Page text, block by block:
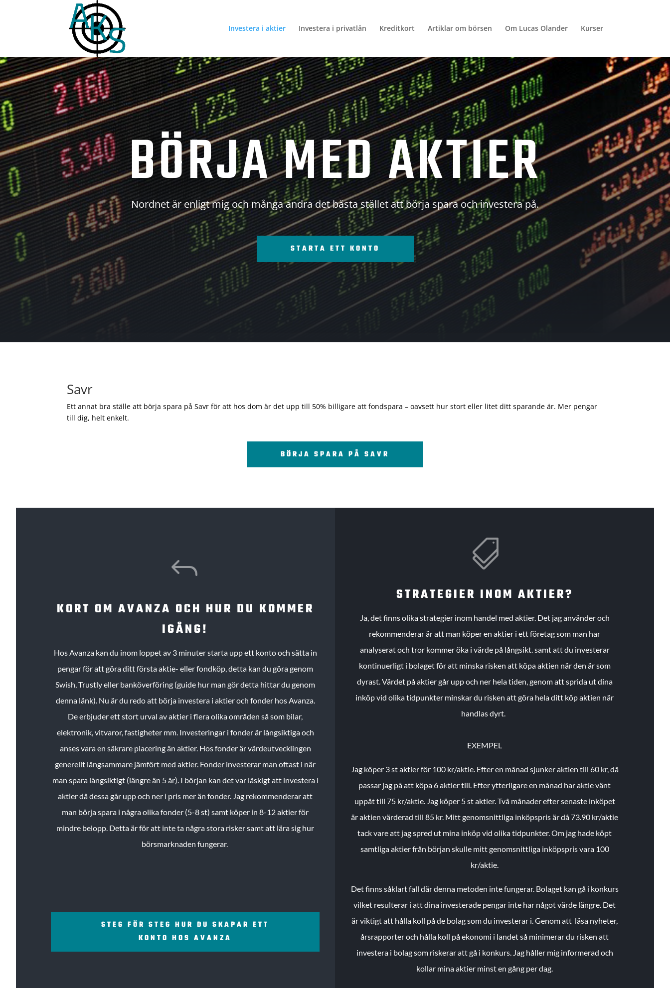
Investera i aktier Investera i privatlån Kreditkort Artiklar om börsen Om Lucas Olander Kurser
BÖRJA MED AKTIER
Nordnet är enligt mig och många andra det bästa stället att börja spara och investera på.
STARTA ETT KONTO
Savr
Ett annat bra ställe att börja spara på Savr för att hos dom är det upp till 50% billigare att fondspara – oavsett hur stort eller litet ditt sparande är. Mer pengar
till dig, helt enkelt.
BÖRJA SPARA PÅ SAVR
J
KORT OM AVANZA OCH HUR DU KOMMER
IGÅNG!
Hos Avanza kan du inom loppet av 3 minuter starta upp ett konto och sätta in
pengar för att göra ditt första aktie- eller fondköp, detta kan du göra genom
Swish, Trustly eller banköverföring (guide hur man gör detta hittar du genom
denna länk). Nu är du redo att börja investera i aktier och fonder hos Avanza.
De erbjuder ett stort urval av aktier i flera olika områden så som bilar,
elektronik, vitvaror, fastigheter mm. Investeringar i fonder är långsiktiga och
anses vara en säkrare placering än aktier. Hos fonder är värdeutvecklingen
generellt långsammare jämfört med aktier. Fonder investerar man oftast i när
man spara långsiktigt (längre än 5 år). I början kan det var läskigt att investera i
aktier då dessa går upp och ner i pris mer än fonder. Jag rekommenderar att
man börja spara i några olika fonder (5-8 st) samt köper in 8-12 aktier för
mindre belopp. Detta är för att inte ta några stora risker samt att lära sig hur
börsmarknaden fungerar.
STEG FÖR STEG HUR DU SKAPAR ETT
KONTO HOS AVANZA

STRATEGIER INOM AKTIER?
Ja, det finns olika strategier inom handel med aktier. Det jag använder och
rekommenderar är att man köper en aktier i ett företag som man har
analyserat och tror kommer öka i värde på långsikt. samt att du investerar
kontinuerligt i bolaget för att minska risken att köpa aktien när den är som
dyrast. Värdet på aktier går upp och ner hela tiden, genom att sprida ut dina
inköp vid olika tidpunkter minskar du risken att göra hela ditt köp aktien när
handlas dyrt.
EXEMPEL
Jag köper 3 st aktier för 100 kr/aktie. Efter en månad sjunker aktien till 60 kr, då
passar jag på att köpa 6 aktier till. Efter ytterligare en månad har aktie vänt
uppåt till 75 kr/aktie. Jag köper 5 st aktier.Två månader efter senaste inköpet
är aktien värderad till 85 kr. Mitt genomsnittliga inköpspris är då 73.90 kr/aktie
tack vare att jag spred ut mina inköp vid olika tidpunkter. Om jag hade köpt
samtliga aktier från början skulle mitt genomsnittliga inköpspris vara 100
kr/aktie.
Det finns såklart fall där denna metoden inte fungerar. Bolaget kan gå i konkurs
vilket resulterar i att dina investerade pengar inte har något värde längre. Det
är viktigt att hålla koll på de bolag som du investerar i. Genom att läsa nyheter,
årsrapporter och hålla koll på ekonomi i landet så minimerar du risken att
investera i bolag som riskerar att gå i konkurs. Jag håller mig informerad och
kollar mina aktier minst en gång per dag.